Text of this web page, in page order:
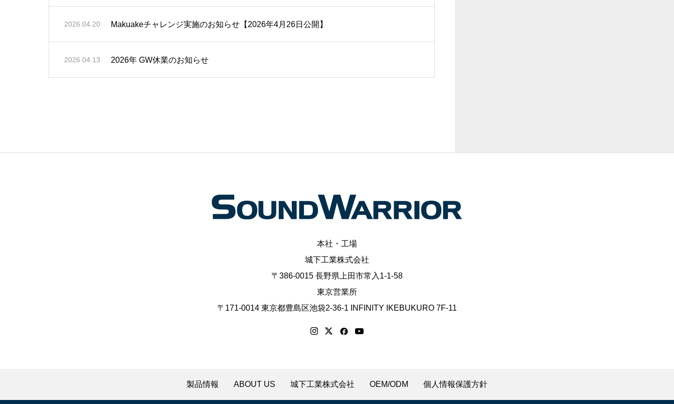
2026.04.20 Makuakeチャレンジ実施のお知らせ【2026年4月26日公開】
2026.04.13 2026年 GW休業のお知らせ
本社・工場
城下工業株式会社
〒386-0015 長野県上田市常入1-1-58
東京営業所
〒171-0014 東京都豊島区池袋2-36-1 INFINITY IKEBUKURO 7F-11
製品情報 ABOUT US 城下工業株式会社 OEM/ODM 個人情報保護方針